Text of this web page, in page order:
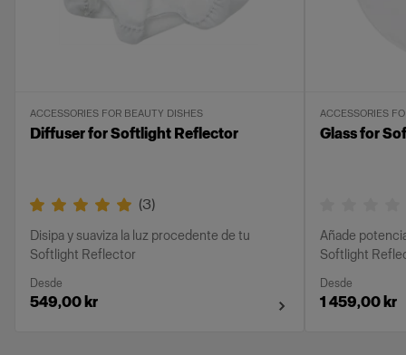
ACCESSORIES FOR BEAUTY DISHES
Diffuser for Softlight Reflector
(3)
Disipa y suaviza la luz procedente de tu
Softlight Reflector
Desde
549,00 kr
ACCESSORIES
Glass for
Añade
Softlight
Desde
1 459,00 kr